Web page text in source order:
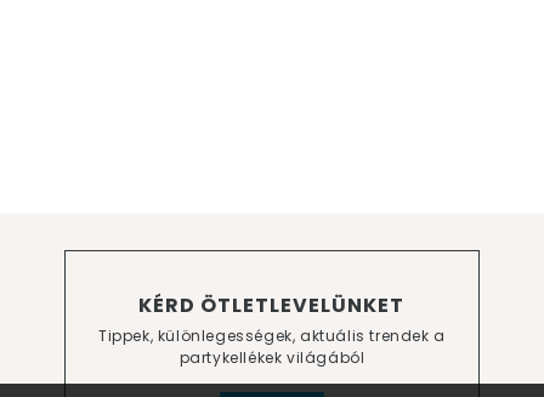
KÉRD ÖTLETLEVELÜNKET
Tippek, különlegességek, aktuális trendek a
partykellékek világából